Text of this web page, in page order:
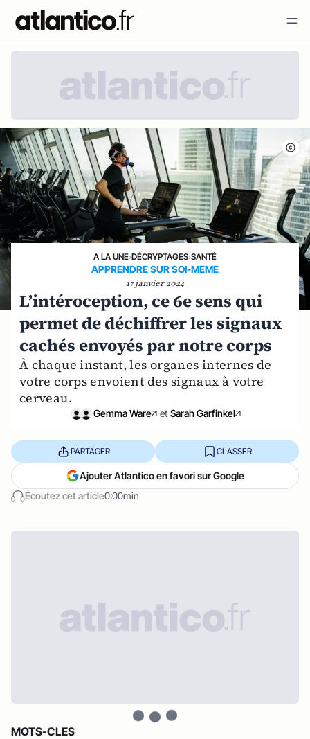
A LA UNE›DÉCRYPTAGES›SANTÉ
APPRENDRE SUR SOI-MEME
17 janvier 2024
L’intéroception, ce 6e sens qui
permet de déchiffrer les signaux
cachés envoyés par notre corps
À chaque instant, les organes internes de
votre corps envoient des signaux à votre
cerveau.
Gemma Ware et Sarah Garfinkel
Écoutez cet article0:00min
PARTAGER CLASSER
Ajouter Atlantico en favori sur Google
MOTS-CLES